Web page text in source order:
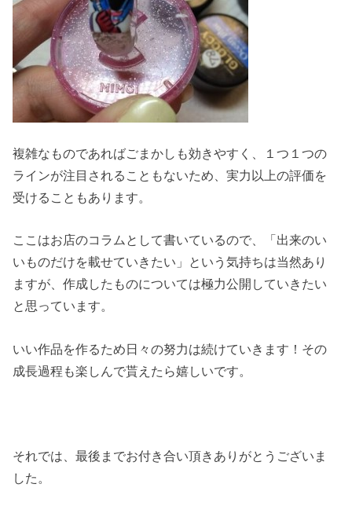
複雑なものであればごまかしも効きやすく、１つ１つの
ラインが注目されることもないため、実力以上の評価を
受けることもあります。
ここはお店のコラムとして書いているので、「出来のい
いものだけを載せていきたい」という気持ちは当然あり
ますが、作成したものについては極力公開していきたい
と思っています。
いい作品を作るため日々の努力は続けていきます！その
成長過程も楽しんで貰えたら嬉しいです。
それでは、最後までお付き合い頂きありがとうございま
した。